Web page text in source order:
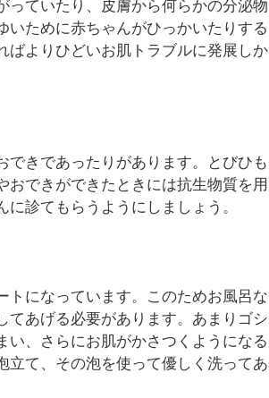
っていたり、皮膚から何らかの分泌物
いために赤ちゃんがひっかいたりする
ばよりひどいお肌トラブルに発展しか
できであったりがあります。とびひも
できができたときには抗生物質を用
診てもらうようにしましょう。
トになっています。このためお風呂な
てあげる必要があります。あまりゴシ
い、さらにお肌がかさつくようになる
立て、その泡を使って優しく洗ってあ